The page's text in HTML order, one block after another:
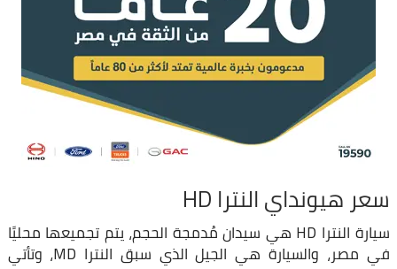
سعر هيونداي النترا HD
سيارة النترا HD هي سيدان مُدمجة الحجم، يتم تجميعها محليًا
في مصر، والسيارة هي الجيل الذي سبق النترا MD، وتأتي